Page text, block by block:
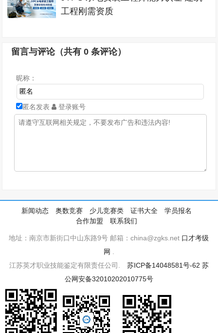
工程刚需资质
留言与评论（共有0 条评论）
昵称：
匿名发表 登录账号
新闻动态 奥数竞赛 少儿竞赛类 证书大全
学员报名
合作加盟
联系我们
地址：南京市新街口中山东路9号 邮箱：china@zgks.net 口才考级
网
江苏英才职业技能鉴定有限责任公司. 苏ICP备14048581号-62 苏
公网安备32010202010775号